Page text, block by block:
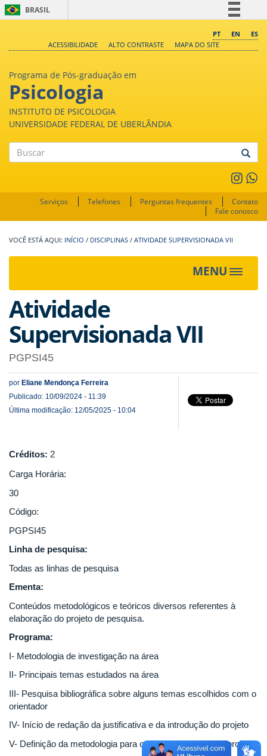
BRASIL
Comunica BR
PT EN
ES
ACESSIBILIDADE
ALTO CONTRASTE MAPA DO SITE
Programa de Pós-graduação em
Psicologia
INSTITUTO DE PSICOLOGIA
UNIVERSIDADE FEDERAL DE UBERLÂNDIA
Serviços Telefones Perguntas frequentes
Contato
Fale conosco
INÍCIO / DISCIPLINAS / ATIVIDADE SUPERVISIONADA VII
MENU
Toggle
Atividade
Supervisionada VII
PGPSI45
por Eliane Mendonça Ferreira
Publicado: 10/09/2024 - 11:39
Última modificação: 12/05/2025 - 10:04
Créditos: 2
Carga Horária:
30
Código:
PGPSI45
Linha de pesquisa:
Todas as linhas de pesquisa
Ementa:
Conteúdos metodológicos e teóricos diversos referentes à
elaboração do projeto de pesquisa.
Programa:
I- Metodologia de investigação na área
II- Principais temas estudados na área
III- Pesquisa bibliográfica sobre alguns temas escolhidos com o
orientador
IV- Início de redação da justificativa e da introdução do projeto
V- Definição da metodologia para o desenvolvimento do projeto